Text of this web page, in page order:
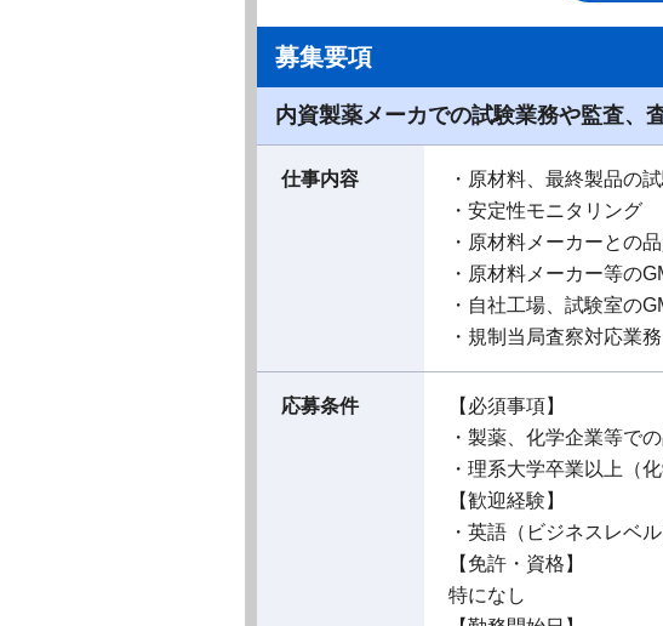
募集要項
内資製薬メーカでの試験業務や監査、
仕事内容
・原材料、最終製品の
・安定性モニタリング
・原材料メーカーとの
・原材料メーカー等の
・自社工場、試験室の
・規制当局査察対応業務
応募条件
【必須事項】
・製薬、化学企業等で
・理系大学卒業以上（
【歓迎経験】
・英語（ビジネスレベル
【免許・資格】
特になし